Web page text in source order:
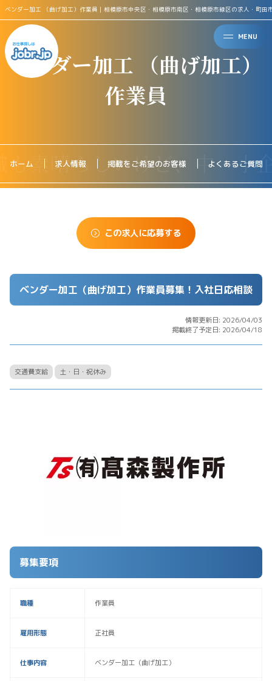
MENU
ベンダー加工 （曲げ加工）作業員｜相模原市中央区・相模原市南区・相模原市緑区の求人・町
ベンダー加工 （曲げ加工）
作業員
ホーム 求人情報 掲載をご希望のお客様 よくあるご質問
この求人に応募する
ベンダー加工（曲げ加工）作業員募集！入社日応相談
情報更新日: 2026/04/03
掲載終了予定日: 2026/04/18
交通費支給 土・日・祝休み
募集要項
職種 作業員
雇用形態 正社員
仕事内容 ベンダー加工（曲げ加工）